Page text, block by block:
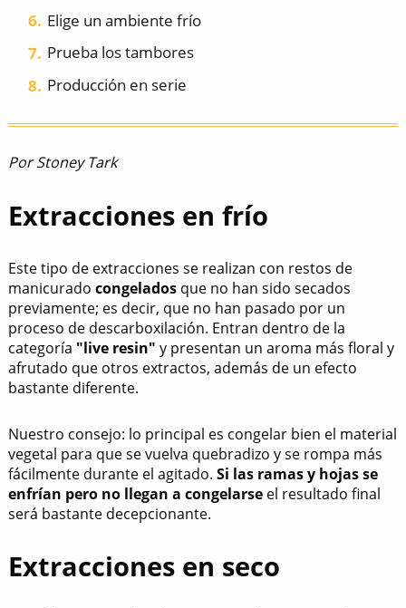
Elige un ambiente frío
Prueba los tambores
Producción en serie
Por Stoney Tark
Extracciones en frío
Este tipo de extracciones se realizan con restos de
manicurado congelados que no han sido secados
previamente; es decir, que no han pasado por un
proceso de descarboxilación. Entran dentro de la
categoría "live resin" y presentan un aroma más floral y
afrutado que otros extractos, además de un efecto
bastante diferente.
Nuestro consejo: lo principal es congelar bien el material
vegetal para que se vuelva quebradizo y se rompa más
fácilmente durante el agitado. Si las ramas y hojas se
enfrían pero no llegan a congelarseel resultado final
será bastante decepcionante.
Extracciones en seco